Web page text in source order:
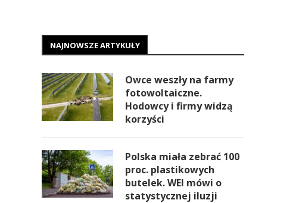
NAJNOWSZE ARTYKUŁY
Owce weszły na farmy
fotowoltaiczne.
Hodowcy i firmy widzą
korzyści
Polska miała zebrać 100
proc. plastikowych
butelek. WEI mówi o
statystycznej iluzji